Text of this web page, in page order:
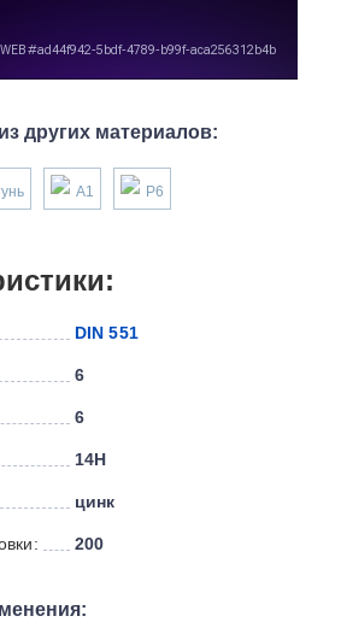
других материалов:
А1 P6
DIN 551
6
6
14H
цинк
200